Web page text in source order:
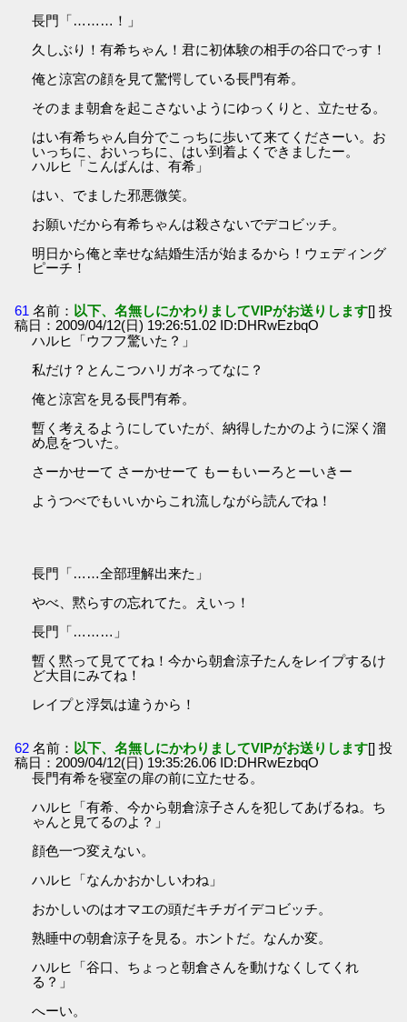
長門「………！」
久しぶり！有希ちゃん！君に初体験の相手の谷口でっす！
俺と涼宮の顔を見て驚愕している長門有希。
そのまま朝倉を起こさないようにゆっくりと、立たせる。
はい有希ちゃん自分でこっちに歩いて来てくださーい。お
いっちに、おいっちに、はい到着よくできましたー。
ハルヒ「こんばんは、有希」
はい、でました邪悪微笑。
お願いだから有希ちゃんは殺さないでデコビッチ。
明日から俺と幸せな結婚生活が始まるから！ウェディング
ピーチ！
61 名前： 以下、名無しにかわりましてVIPがお送りします[] 投
稿日：2009/04/12(日) 19:26:51.02 ID:DHRwEzbqO
ハルヒ「ウフフ驚いた？」
私だけ？とんこつハリガネってなに？
俺と涼宮を見る長門有希。
暫く考えるようにしていたが、納得したかのように深く溜
め息をついた。
さーかせーて さーかせーて もーもいーろとーいきー
ようつべでもいいからこれ流しながら読んでね！
長門「……全部理解出来た」
やべ、黙らすの忘れてた。えいっ！
長門「………」
暫く黙って見ててね！今から朝倉涼子たんをレイプするけ
ど大目にみてね！
レイプと浮気は違うから！
62 名前： 以下、名無しにかわりましてVIPがお送りします[] 投
稿日：2009/04/12(日) 19:35:26.06 ID:DHRwEzbqO
長門有希を寝室の扉の前に立たせる。
ハルヒ「有希、今から朝倉涼子さんを犯してあげるね。ち
ゃんと見てるのよ？」
顔色一つ変えない。
ハルヒ「なんかおかしいわね」
おかしいのはオマエの頭だキチガイデコビッチ。
熟睡中の朝倉涼子を見る。ホントだ。なんか変。
ハルヒ「谷口、ちょっと朝倉さんを動けなくしてくれ
る？」
へーい。